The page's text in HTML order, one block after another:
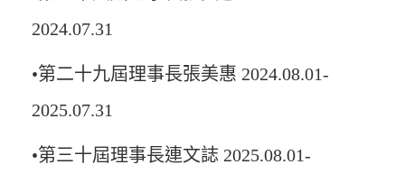
2024.07.31
•第二十九屆理事長張美惠 2024.08.01-
2025.07.31
•第三十屆理事長連文誌 2025.08.01-